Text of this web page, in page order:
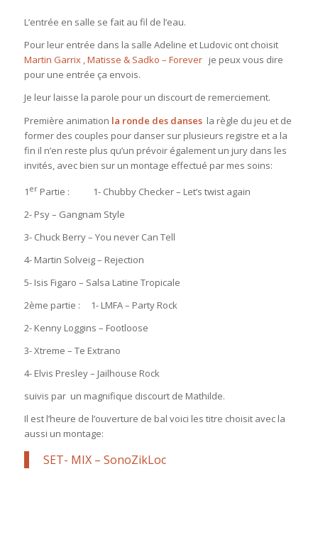
L’entrée en salle se fait au fil de l’eau.
Pour leur entrée dans la salle Adeline et Ludovic ont choisit
Martin Garrix , Matisse & Sadko – Foreverje peux vous dire
pour une entrée ça envois.
Je leur laisse la parole pour un discourt de remerciement.
Première animation la ronde des dansesla règle du jeu et de
former des couples pour danser sur plusieurs registre et a la
fin il n’en reste plus qu’un prévoir également un jury dans les
invités, avec bien sur un montage effectué par mes soins:
1 erPartie : 1- Chubby Checker – Let’s twist again
2- Psy – Gangnam Style
3- Chuck Berry – You never Can Tell
4- Martin Solveig – Rejection
5- Isis Figaro – Salsa Latine Tropicale
2ème partie : 1- LMFA – Party Rock
2- Kenny Loggins – Footloose
3- Xtreme – Te Extrano
4- Elvis Presley – Jailhouse Rock
suivis par un magnifique discourt de Mathilde.
Il est l’heure de l’ouverture de bal voici les titre choisit avec la
aussi un montage:
SET- MIX – SonoZikLoc